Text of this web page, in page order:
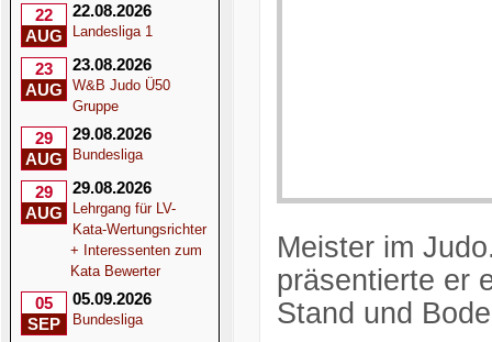
22
AUG
22.08.2026
Landesliga 1
23
AUG
23.08.2026
W&B Judo Ü50
Gruppe
29
AUG
29.08.2026
Bundesliga
29
AUG
29.08.2026
Lehrgang für LV-
Kata-Wertungsrichter
+ Interessenten zum
Kata Bewerter
05
SEP
05.09.2026
Bundesliga
Meister im
präsentierte er
Stand und